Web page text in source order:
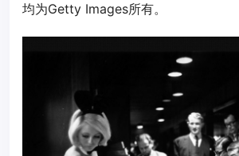
均为Getty Images所有。